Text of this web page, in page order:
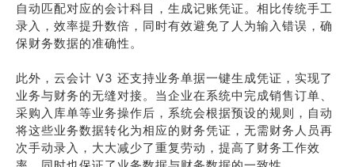
自动匹配对应的会计科目，生成记账凭证。相比传统手工
录入，效率提升数倍，同时有效避免了人为输入错误，确
保财务数据的准确性。
此外，云会计 V3 还支持业务单据一键生成凭证，实现了
业务与财务的无缝对接。当企业在系统中完成销售订单、
采购入库单等业务操作后，系统会根据预设的规则，自动
将这些业务数据转化为相应的财务凭证，无需财务人员再
次手动录入，大大减少了重复劳动，提高了财务工作效